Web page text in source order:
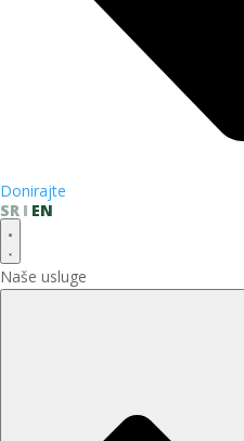
Donirajte
SR
EN
Naše usluge